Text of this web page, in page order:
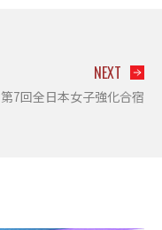
NEXT
第7回全日本女子強化合宿